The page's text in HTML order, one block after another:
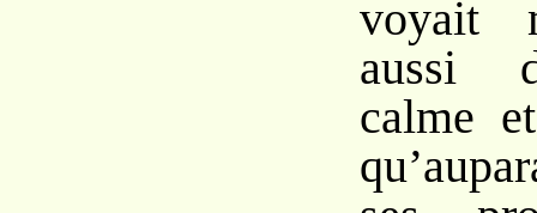
voyait
aussi
calme